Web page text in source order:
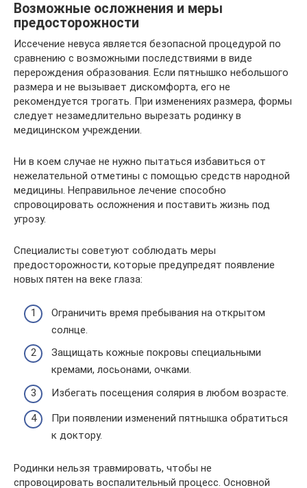
Возможные осложнения и меры
предосторожности
Иссечение невуса является безопасной процедурой по
сравнению с возможными последствиями в виде
перерождения образования. Если пятнышко небольшого
размера и не вызывает дискомфорта, его не
рекомендуется трогать. При изменениях размера, формы
следует незамедлительно вырезать родинку в
медицинском учреждении.
Ни в коем случае не нужно пытаться избавиться от
нежелательной отметины с помощью средств народной
медицины. Неправильное лечение способно
спровоцировать осложнения и поставить жизнь под
угрозу.
Специалисты советуют соблюдать меры
предосторожности, которые предупредят появление
новых пятен на веке глаза:
Ограничить время пребывания на открытом
солнце.
Защищать кожные покровы специальными
кремами, лосьонами, очками.
Избегать посещения солярия в любом возрасте.
При появлении изменений пятнышка обратиться
к доктору.
Родинки нельзя травмировать, чтобы не
спровоцировать воспалительный процесс. Основной